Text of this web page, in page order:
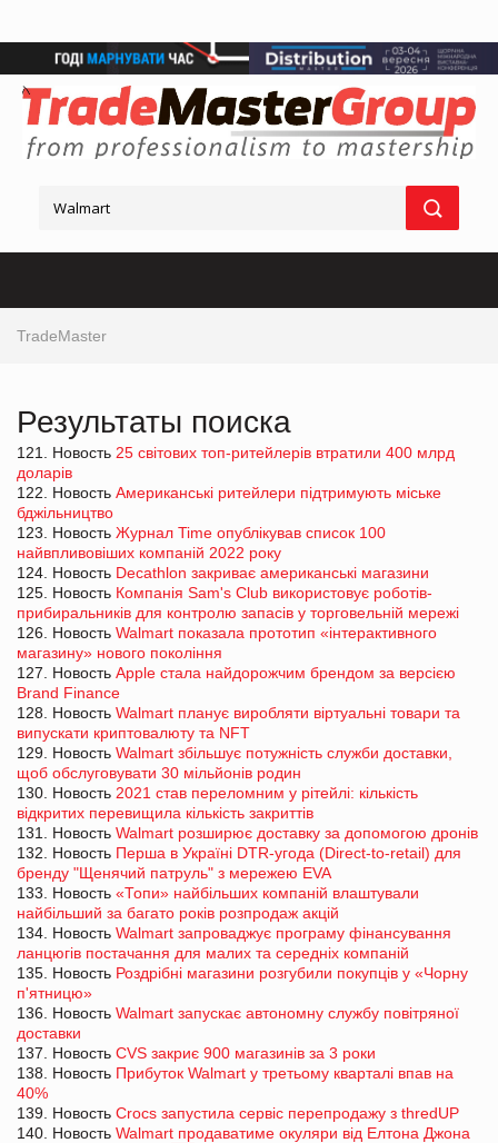
TradeMaster
Результаты поиска
121. Новость 25 світових топ-ритейлерів втратили 400 млрд
доларів
122. Новость Американські ритейлери підтримують міське
бджільництво
123. Новость Журнал Time опублікував список 100
найвпливовіших компаній 2022 року
124. Новость Decathlon закриває американські магазини
125. Новость Компанія Sam's Club використовує роботів-
прибиральників для контролю запасів у торговельній мережі
126. Новость Walmart показала прототип «інтерактивного
магазину» нового покоління
127. Новость Apple стала найдорожчим брендом за версією
Brand Finance
128. Новость Walmart планує виробляти віртуальні товари та
випускати криптовалюту та NFT
129. Новость Walmart збільшує потужність служби доставки,
щоб обслуговувати 30 мільйонів родин
130. Новость 2021 став переломним у рітейлі: кількість
відкритих перевищила кількість закриттів
131. Новость Walmart розширює доставку за допомогою дронів
132. Новость Перша в Україні DTR-угода (Direct-to-retail) для
бренду "Щенячий патруль" з мережею EVA
133. Новость «Топи» найбільших компаній влаштували
найбільший за багато років розпродаж акцій
134. Новость Walmart запроваджує програму фінансування
ланцюгів постачання для малих та середніх компаній
135. Новость Роздрібні магазини розгубили покупців у «Чорну
п'ятницю»
136. Новость Walmart запускає автономну службу повітряної
доставки
137. Новость CVS закриє 900 магазинів за 3 роки
138. Новость Прибуток Walmart у третьому кварталі впав на
40%
139. Новость Crocs запустила сервіс перепродажу з thredUP
140. Новость Walmart продаватиме окуляри від Елтона Джона